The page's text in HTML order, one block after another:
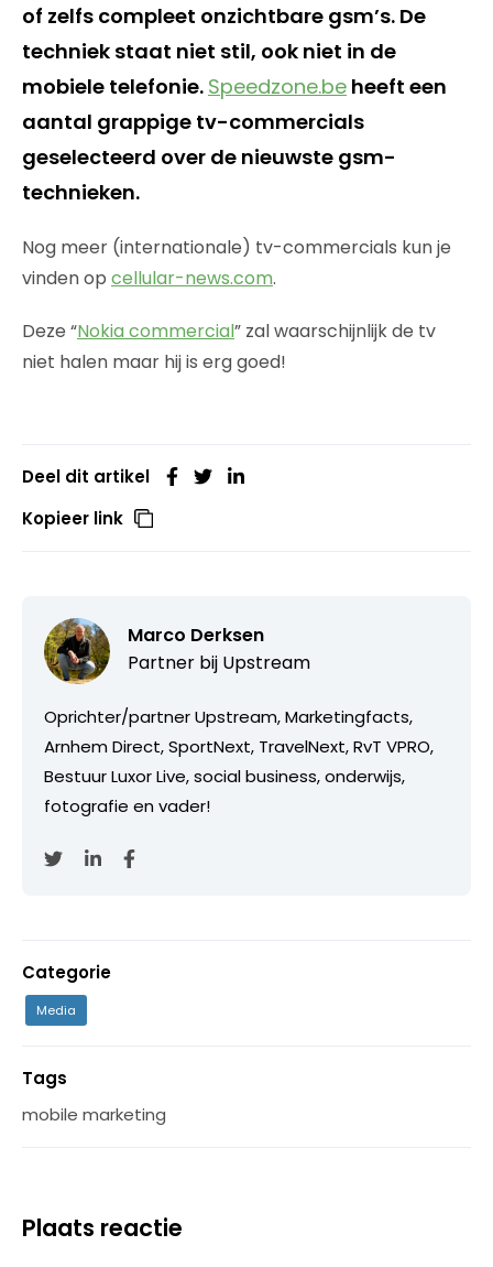
of zelfs compleet onzichtbare gsm’s. De
techniek staat niet stil, ook niet in de
mobiele telefonie. Speedzone.be heeft een
aantal grappige tv-commercials
geselecteerd over de nieuwste gsm-
technieken.
Nog meer (internationale) tv-commercials kun je
vinden op cellular-news.com.
Deze “Nokia commercial” zal waarschijnlijk de tv
niet halen maar hij is erg goed!
Deel dit artikel
Kopieer link
Marco Derksen
Partner bij Upstream
Oprichter/partner Upstream, Marketingfacts,
Arnhem Direct, SportNext, TravelNext, RvT VPRO,
Bestuur Luxor Live, social business, onderwijs,
fotografie en vader!
Categorie
Media
Tags
mobile marketing
Plaats reactie